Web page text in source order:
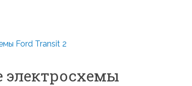
Ford Transit 2
электросхемы